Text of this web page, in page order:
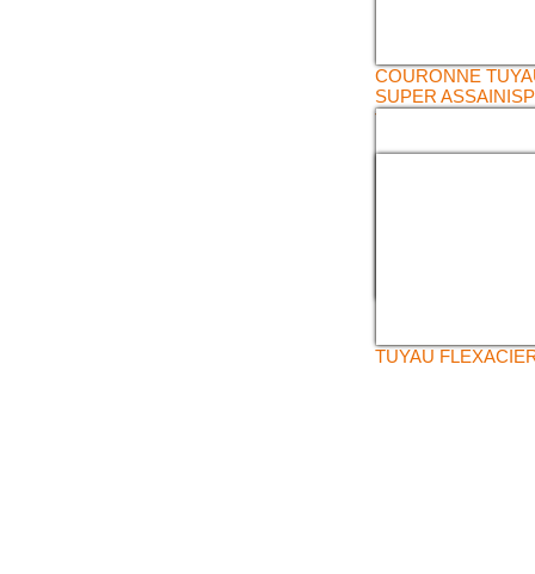
COURONNE
SUPER
TUYAU VIDAFLEX
TUYAU